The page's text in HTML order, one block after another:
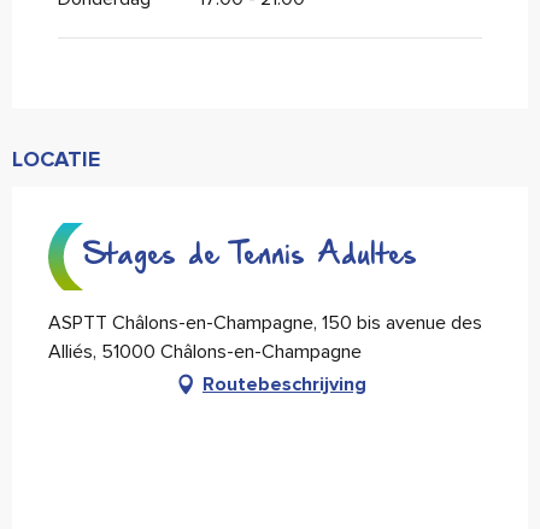
LOCATIE
Stages de Tennis Adultes
ASPTT Châlons-en-Champagne, 150 bis avenue des
Alliés, 51000 Châlons-en-Champagne
Routebeschrijving